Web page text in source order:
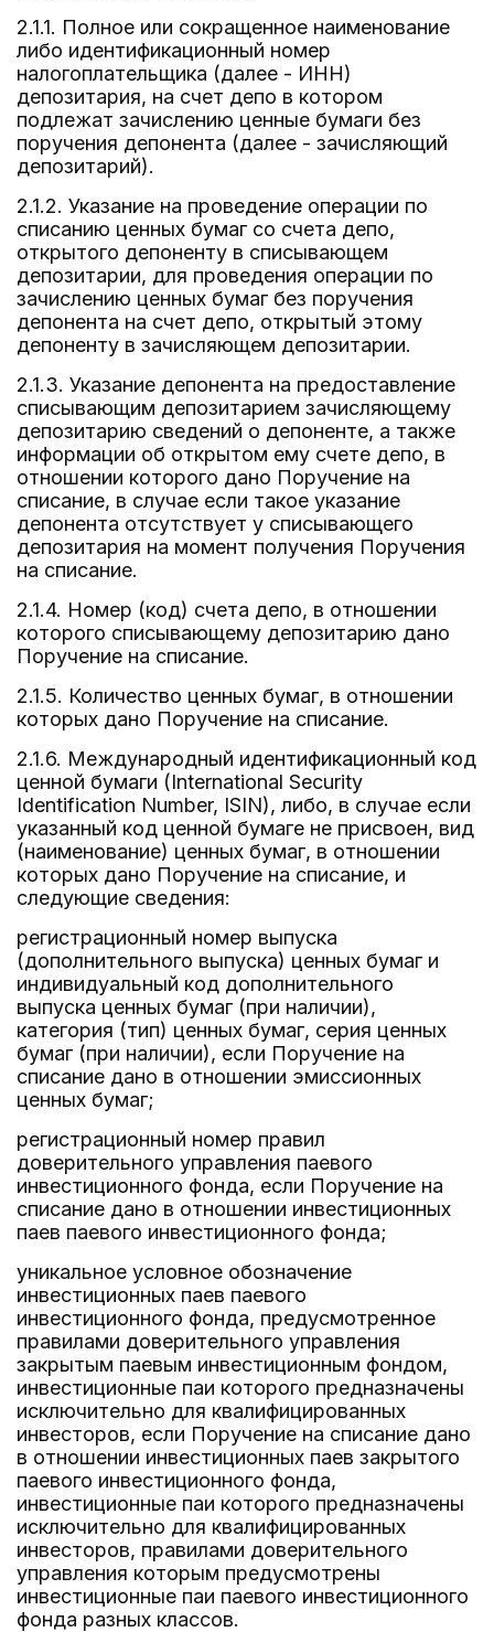
2.1.1. Полное или сокращенное наименование
либо идентификационный номер
налогоплательщика (далее - ИНН)
депозитария, на счет депо в котором
подлежат зачислению ценные бумаги без
поручения депонента (далее - зачисляющий
депозитарий).
2.1.2. Указание на проведение операции по
списанию ценных бумаг со счета депо,
открытого депоненту в списывающем
депозитарии, для проведения операции по
зачислению ценных бумаг без поручения
депонента на счет депо, открытый этому
депоненту в зачисляющем депозитарии.
2.1.3. Указание депонента на предоставление
списывающим депозитарием зачисляющему
депозитарию сведений о депоненте, а также
информации об открытом ему счете депо, в
отношении которого дано Поручение на
списание, в случае если такое указание
депонента отсутствует у списывающего
депозитария на момент получения Поручения
на списание.
2.1.4. Номер (код) счета депо, в отношении
которого списывающему депозитарию дано
Поручение на списание.
2.1.5. Количество ценных бумаг, в отношении
которых дано Поручение на списание.
2.1.6. Международный идентификационный код
ценной бумаги (International Security
Identification Number, ISIN), либо, в случае если
указанный код ценной бумаге не присвоен, вид
(наименование) ценных бумаг, в отношении
которых дано Поручение на списание, и
следующие сведения:
регистрационный номер выпуска
(дополнительного выпуска) ценных бумаг и
индивидуальный код дополнительного
выпуска ценных бумаг (при наличии),
категория (тип) ценных бумаг, серия ценных
бумаг (при наличии), если Поручение на
списание дано в отношении эмиссионных
ценных бумаг;
регистрационный номер правил
доверительного управления паевого
инвестиционного фонда, если Поручение на
списание дано в отношении инвестиционных
паев паевого инвестиционного фонда;
уникальное условное обозначение
инвестиционных паев паевого
инвестиционного фонда, предусмотренное
правилами доверительного управления
закрытым паевым инвестиционным фондом,
инвестиционные паи которого предназначены
исключительно для квалифицированных
инвесторов, если Поручение на списание дано
в отношении инвестиционных паев закрытого
паевого инвестиционного фонда,
инвестиционные паи которого предназначены
исключительно для квалифицированных
инвесторов, правилами доверительного
управления которым предусмотрены
инвестиционные паи паевого инвестиционного
фонда разных классов.